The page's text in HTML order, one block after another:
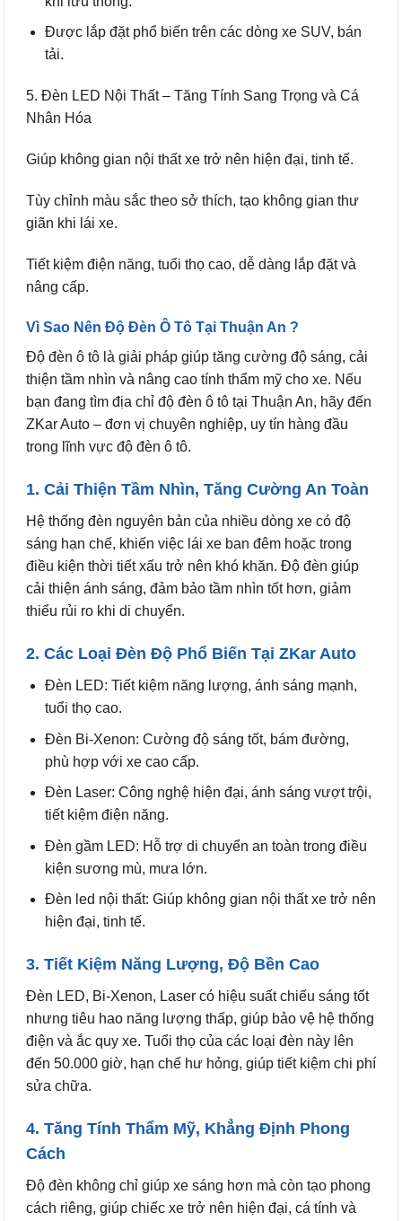
Được lắp đặt phổ biến trên các dòng xe SUV, bán
tải.
5. Đèn LED Nội Thất – Tăng Tính Sang Trọng và Cá
Nhân Hóa
Giúp không gian nội thất xe trở nên hiện đại, tinh tế.
Tùy chỉnh màu sắc theo sở thích, tạo không gian thư
giãn khi lái xe.
Tiết kiệm điện năng, tuổi thọ cao, dễ dàng lắp đặt và
nâng cấp.
Vì Sao Nên Độ Đèn Ô Tô Tại Thuận An ?
Độ đèn ô tô là giải pháp giúp tăng cường độ sáng, cải
thiện tầm nhìn và nâng cao tính thẩm mỹ cho xe. Nếu
bạn đang tìm địa chỉ độ đèn ô tô tại Thuận An, hãy đến
ZKar Auto – đơn vị chuyên nghiệp, uy tín hàng đầu
trong lĩnh vực độ đèn ô tô.
1. Cải Thiện Tầm Nhìn, Tăng Cường An Toàn
Hệ thống đèn nguyên bản của nhiều dòng xe có độ
sáng hạn chế, khiến việc lái xe ban đêm hoặc trong
điều kiện thời tiết xấu trở nên khó khăn. Độ đèn giúp
cải thiện ánh sáng, đảm bảo tầm nhìn tốt hơn, giảm
thiểu rủi ro khi di chuyển.
2. Các Loại Đèn Độ Phổ Biến Tại ZKar Auto
Đèn LED: Tiết kiệm năng lượng, ánh sáng mạnh,
tuổi thọ cao.
Đèn Bi-Xenon: Cường độ sáng tốt, bám đường,
phù hợp với xe cao cấp.
Đèn Laser: Công nghệ hiện đại, ánh sáng vượt trội,
tiết kiệm điện năng.
Đèn gầm LED: Hỗ trợ di chuyển an toàn trong điều
kiện sương mù, mưa lớn.
Đèn led nội thất: Giúp không gian nội thất xe trở nên
hiện đại, tinh tế.
3. Tiết Kiệm Năng Lượng, Độ Bền Cao
Đèn LED, Bi-Xenon, Laser có hiệu suất chiếu sáng tốt
nhưng tiêu hao năng lượng thấp, giúp bảo vệ hệ thống
điện và ắc quy xe. Tuổi thọ của các loại đèn này lên
đến 50.000 giờ, hạn chế hư hỏng, giúp tiết kiệm chi phí
sửa chữa.
4. Tăng Tính Thẩm Mỹ, Khẳng Định Phong
Cách
Độ đèn không chỉ giúp xe sáng hơn mà còn tạo phong
cách riêng, giúp chiếc xe trở nên hiện đại, cá tính và